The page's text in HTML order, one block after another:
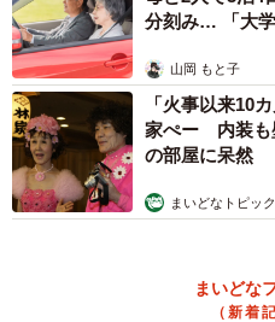
■yuyuさんthreads
https://www.threads.com/
分刻み… 「大学
山岡 もと子
「火事以来10
家ぺー 内装も
の部屋に呆然
まいどなトピック
まいどな
（新着